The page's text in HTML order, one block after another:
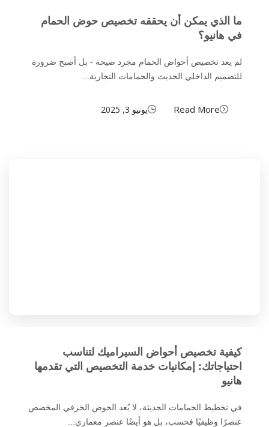
ما الذي يمكن أن يحققه تخصيص حوض الحمام
في هانيو؟
لم يعد تخصيص أحواض الحمام مجرد صيحة - بل أصبح ضرورة
للتصميم الداخلي الحديث والحمامات التجارية...
Read More يونيو 3, 2025
كيفية تخصيص أحواض السيراميك لتناسب
احتياجاتك: إمكانيات خدمة التخصيص التي تقدمها
هانيو
في تخطيط الحمامات الحديثة، لا يُعد الحوض الخزفي المخصص
عنصرًا وظيفيًا فحسب، بل هو أيضًا عنصر معماري...